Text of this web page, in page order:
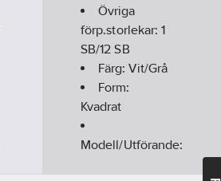
Övriga
förp.storlekar:1
SB/12 SB
Färg:Vit/Grå
Form:
Kvadrat
Modell/Utförande: